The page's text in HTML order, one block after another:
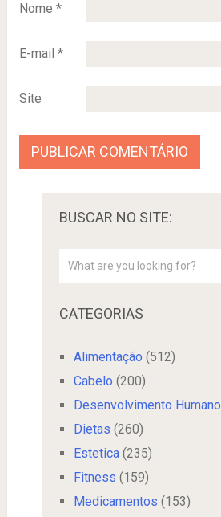
Nome *
E-mail *
Site
BUSCAR NO SITE:
CATEGORIAS
Alimentação (512)
Cabelo (200)
Desenvolvimento Humano
Dietas (260)
Estetica(235)
Fitness (159)
Medicamentos (153)